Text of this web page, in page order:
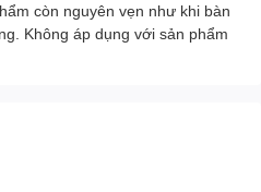
còn nguyên vẹn như khi bàn
Không áp dụng với sản phẩm